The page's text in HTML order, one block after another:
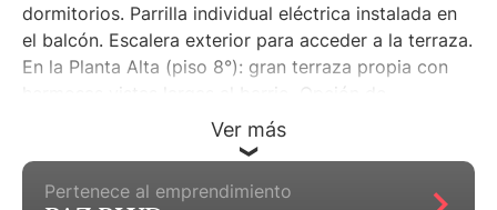
dormitorios. Parrilla individual eléctrica instalada en
el balcón. Escalera exterior para acceder a la terraza.
En la Planta Alta (piso 8°): gran terraza propia con
hermosas vistas largas al barrio. Opción de
incorporar espacios verdes y/o jacuzzi a futuro (no
Edificio de categoría en la esquina de las calles
Ver más
Pertenece al emprendimiento